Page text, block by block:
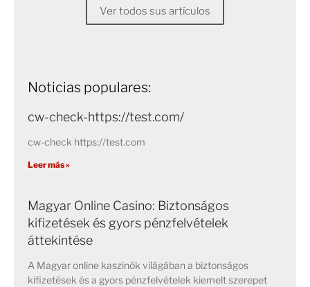
Ver todos sus artículos
Noticias populares:
cw-check-https://test.com/
cw-check https://test.com
Leer más »
Magyar Online Casino: Biztonságos
kifizetések és gyors pénzfelvételek
áttekintése
A Magyar online kaszinók világában a biztonságos
kifizetések és a gyors pénzfelvételek kiemelt szerepet